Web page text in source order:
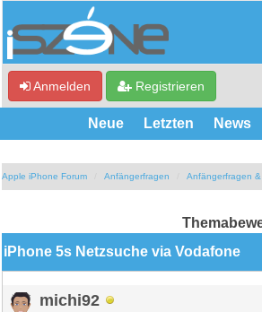
Anmelden Registrieren
Neue Letzten News
Apple iPhone Forum Anfängerfragen Anfängerfragen
iPhone 5s Netzsuche via Vodafone
michi92